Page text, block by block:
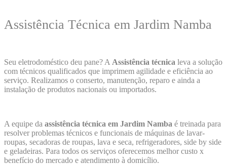
Assistência Técnica em Jardim Namba
Seu eletrodoméstico deu pane? A Assistência técnica leva a solução
com técnicos qualificados que imprimem agilidade e eficiência ao
serviço. Realizamos o conserto, manutenção, reparo e ainda a
instalação de produtos nacionais ou importados.
A equipe da assistência técnica em Jardim Namba é treinada para
resolver problemas técnicos e funcionais de máquinas de lavar-
roupas, secadoras de roupas, lava e seca, refrigeradores, side by side
e geladeiras. Para todos os serviços oferecemos melhor custo x
benefício do mercado e atendimento à domicílio.